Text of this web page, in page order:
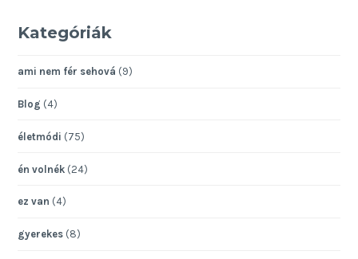
Kategóriák
ami nem fér sehová (9)
Blog (4)
életmódi (75)
én volnék (24)
ez van (4)
gyerekes (8)